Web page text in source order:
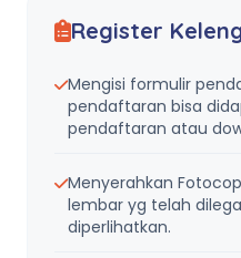
Register
Mengisi formulir
pendaftaran bisa
pendaftaran atau
Menyerahkan
lembar yg telah
diperlihatkan.